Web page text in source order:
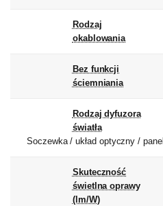
Rodzaj
okablowania
Bez funkcji
ściemniania
Rodzaj dyfuzora
światła
Soczewka / układ optyczny / panel
Skuteczność
świetlna oprawy
(lm/W)